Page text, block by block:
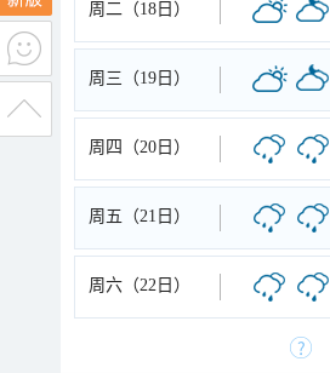
周二（18日）
周三（19日）
周四（20日）
周五（21日）
周六（22日）